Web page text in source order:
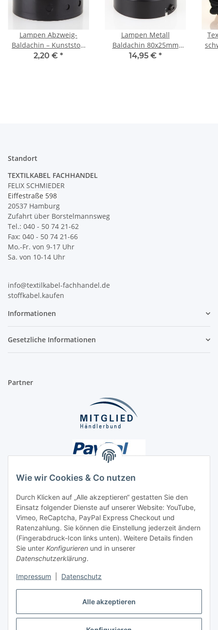
Alle akzeptieren
Wie wir Cookies & Co nutzen
Durch Klicken auf „Alle akzeptieren“ gestatten Sie den
Einsatz folgender Dienste auf unserer Website: YouTube,
Vimeo, ReCaptcha, PayPal Express Checkout und
Ratenzahlung. Sie können die Einstellung jederzeit ändern
(Fingerabdruck-Icon links unten). Weitere Details finden
Sie unter Konfigurieren und in unserer
Datenschutzerklärung.
Impressum Datenschutz
Lampen Abzweig-
Baldachin – Kunststoff
schwarz, Ø 70 mm, Höhe
2,20 € *
Lampen Metall
Baldachin 80x25mm
schwarz für 1
14,95 € *
Standort
TEXTILKABEL FACHHANDEL
FELIX SCHMIEDER
Eiffestraße 598
20537 Hamburg
Zufahrt über Borstelmannsweg
Tel.: 040 - 50 74 21-62
Fax: 040 - 50 74 21-66
Mo.-Fr. von 9-17 Uhr
Sa. von 10-14 Uhr
info@textilkabel-fachhandel.de
stoffkabel.kaufen
Informationen
Gesetzliche Informationen
Partner
Unsere Seiten
Social Media
Vertrag widerrufen